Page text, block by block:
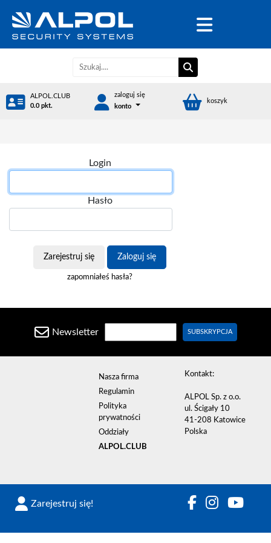
ALPOL.CLUB
0.0 pkt.
zaloguj się
konto
koszyk
Login
Hasło
Zarejestruj się Zaloguj się
zapomniałeś hasła?
Newsletter SUBSKRYPCJA
Nasza firma
Regulamin
Polityka
prywatności
Oddziały
ALPOL.CLUB
Kontakt:
ALPOL Sp. z o.o.
ul. Ścigały 10
41-208 Katowice
Polska
Zarejestruj się!